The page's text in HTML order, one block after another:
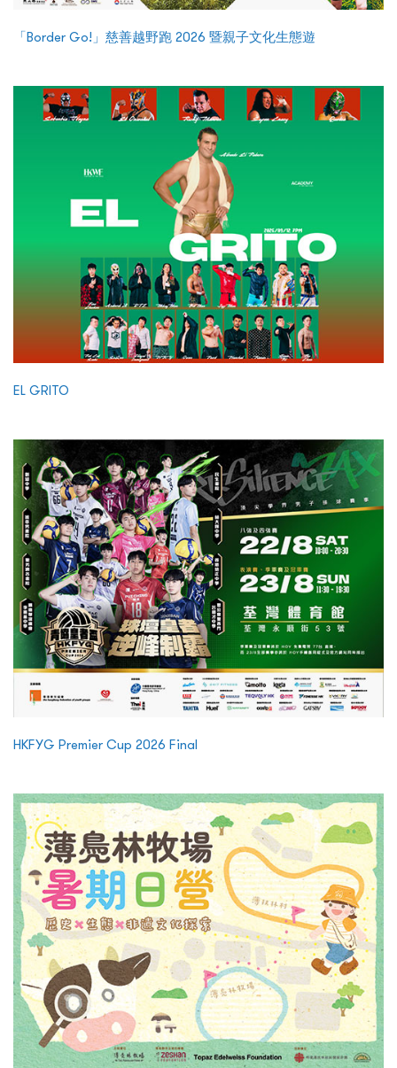
「Border Go!」慈善越野跑 2026 暨親子文化生態遊
EL GRITO
HKFYG Premier Cup 2026 Final